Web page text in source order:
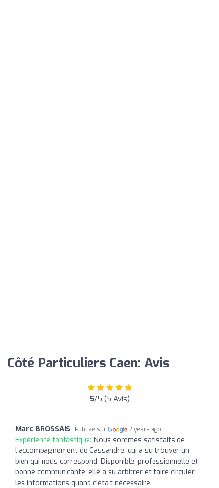
Côté Particuliers Caen: Avis
5/5 (5 Avis)
Marc BROSSAIS Publiée sur 2 years ago
Expérience fantastique: Nous sommes satisfaits de
l'accompagnement de Cassandre, qui a su trouver un
bien qui nous correspond. Disponible, professionnelle et
bonne communicante, elle a su arbitrer et faire circuler
les informations quand c'était nécessaire.